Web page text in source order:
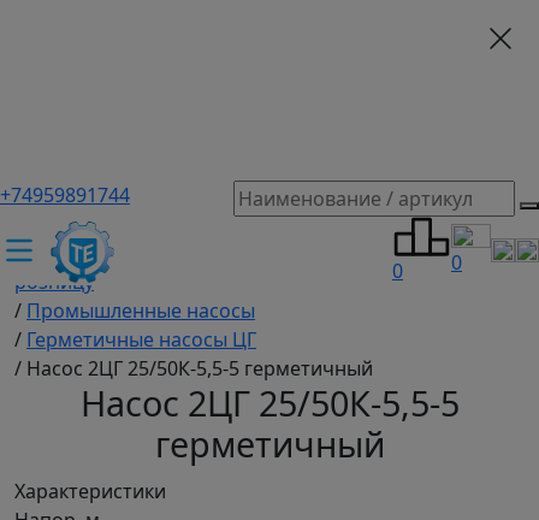
+74959891744
0 0
ТЕХЭКСПЕРТ российский производитель частотные
преобразователи, насосы, и вентиляция
/Промышленное оборудование купить оптом и в
розницу
/ Промышленные насосы
/ Герметичные насосы ЦГ
/ Насос 2ЦГ 25/50К-5,5-5 герметичный
Насос 2ЦГ 25/50К-5,5-5
герметичный
Характеристики